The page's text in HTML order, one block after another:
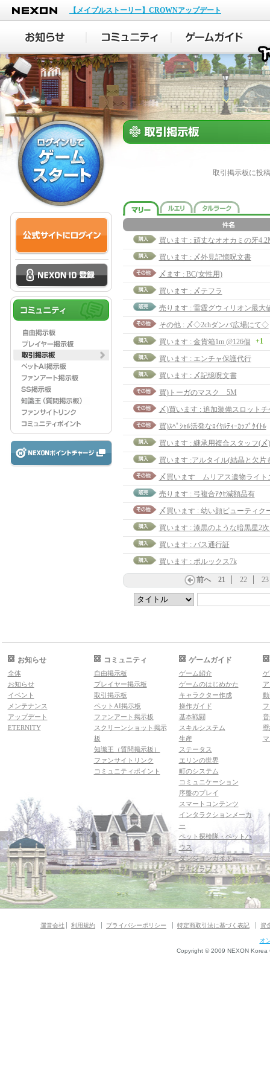
NEXON
【メイプルストーリー】CROWNアップデート
取引掲示板に投
買います : 頑丈なオオカミの牙
買います : 〆外見記憶呪文書
〆ます : BC(女性用)
買います : 〆テフラ
売ります : 雷霆グウィリオン最大
その他 : 〆◇2chダンバ広場にて◇
買います : 金貨箱1m @126個
+1
買います : エンチャ保護代行
買います : 〆記憶呪文書
買)トーガのマスク 5M
買)ｽﾍﾟｼｬﾙ活発なﾛｲﾔﾙﾃｨｰｶｯﾌﾟﾀｲﾄﾙ
買います : 継承用複合スタッフ(〆)
買います :アルタイル(結晶と欠片
売ります : 弓複合ｱｸｾ減額品有
買います : バス通行証
買います : ポルックス7k
前へ 21 22 23
お知らせ
全体
お知らせ
イベント
メンテナンス
アップデート
ETERNITY
コミュニティ
自由掲示板
プレイヤー掲示板
取引掲示板
ペットAI掲示板
ファンアート掲示板
スクリーンショット掲示
板
知識王（質問掲示板）
ファンサイトリンク
コミュニティポイント
ゲームガイド
ゲーム紹介
ゲームのはじめかた
キャラクター作成
操作ガイド
基本戦闘
スキルシステム
生産
ステータス
エリンの世界
町のシステム
コミュニケーション
序盤のプレイ
スマートコンテンツ
インタラクションメーカ
ー
ペット探検隊・ペットハ
ウス
ダンジョンガイド
マギグラフィ
運営会社 利用規約 プライバシーポリシー 特定商取引法に基づく表記 資
オ
Copyright © 2009 NEXON Korea